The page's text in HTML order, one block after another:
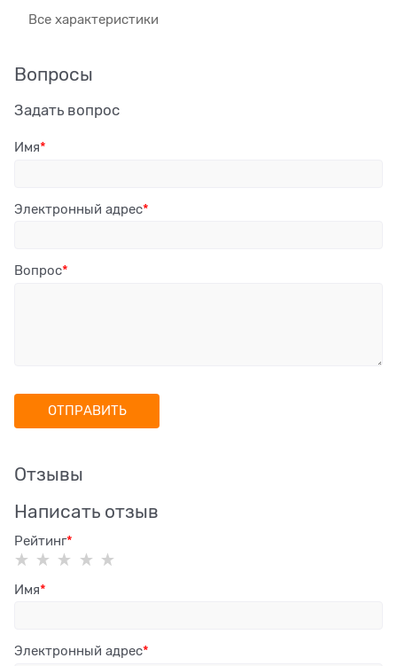
Все характеристики
Вопросы
Задать вопрос
Имя
Электронный адрес
Вопрос
Отзывы
Написать отзыв
Рейтинг
Имя
Электронный адрес